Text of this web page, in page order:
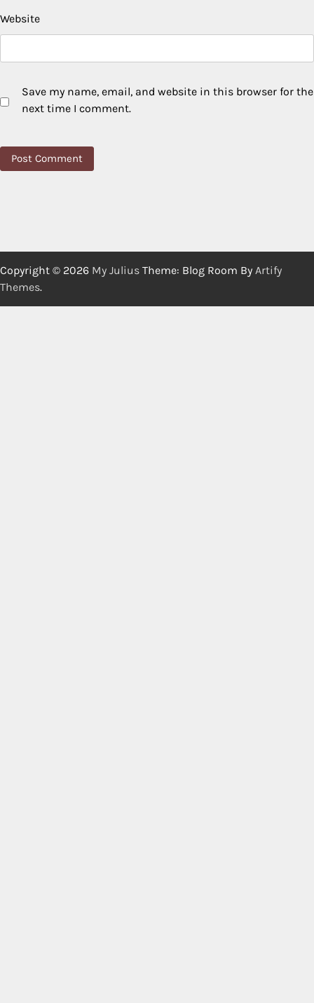
Website
Save my name, email, and website in this browser for the
next time I comment.
Copyright © 2026 My Julius Theme: Blog Room By Artify
Themes.